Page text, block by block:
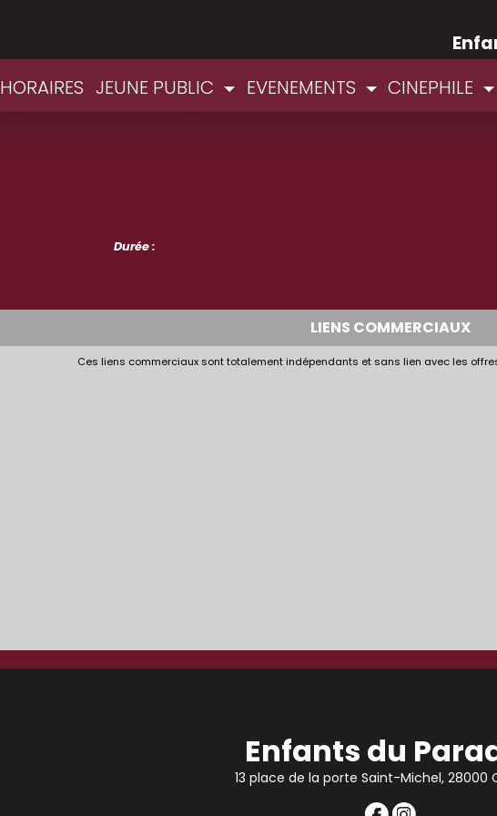
HORAIRES JEUNE PUBLIC EVENEMENTS CINEPHILE
Durée :
LIENS COMMERCIAUX
Ces liens commerciaux sont totalement indépendants et sans lien avec les
Enfants du
13 place de la porte Saint-Michel, 28000